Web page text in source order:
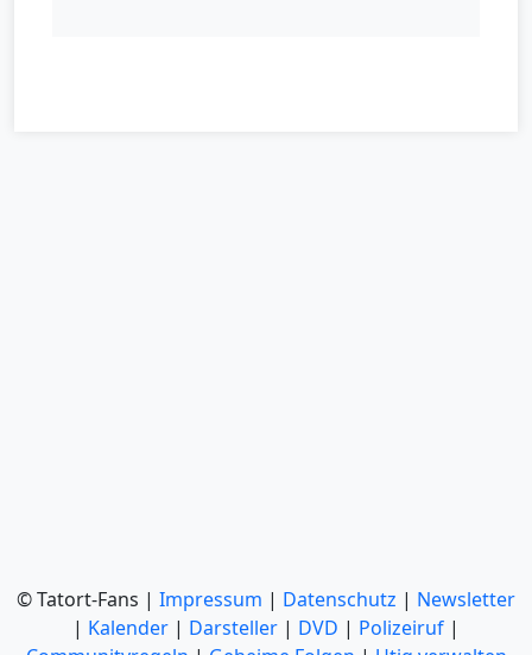
© Tatort-Fans | Impressum | Datenschutz | Newsletter
| Kalender | Darsteller | DVD | Polizeiruf |